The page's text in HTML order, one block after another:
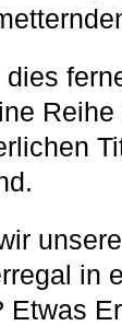
dies
in
Etwas